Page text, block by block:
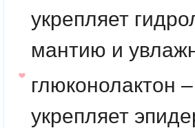
укрепляет
мантию и
глюконолактон
укрепляет